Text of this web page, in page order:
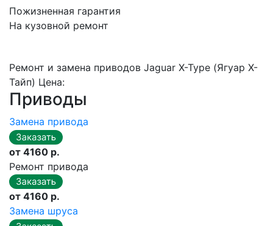
Пожизненная гарантия
На кузовной ремонт
Ремонт и замена приводов Jaguar X-Type (Ягуар X-
Тайп) Цена:
Приводы
Замена привода
от 4160 р.
Ремонт привода
от 4160 р.
Замена шруса